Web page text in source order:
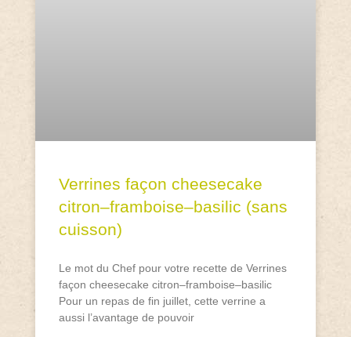
Verrines façon cheesecake
citron–framboise–basilic (sans
cuisson)
Le mot du Chef pour votre recette de Verrines
façon cheesecake citron–framboise–basilic
Pour un repas de fin juillet, cette verrine a
aussi l’avantage de pouvoir